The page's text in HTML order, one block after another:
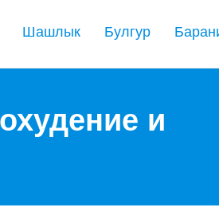
Булгур
Шашлык
и